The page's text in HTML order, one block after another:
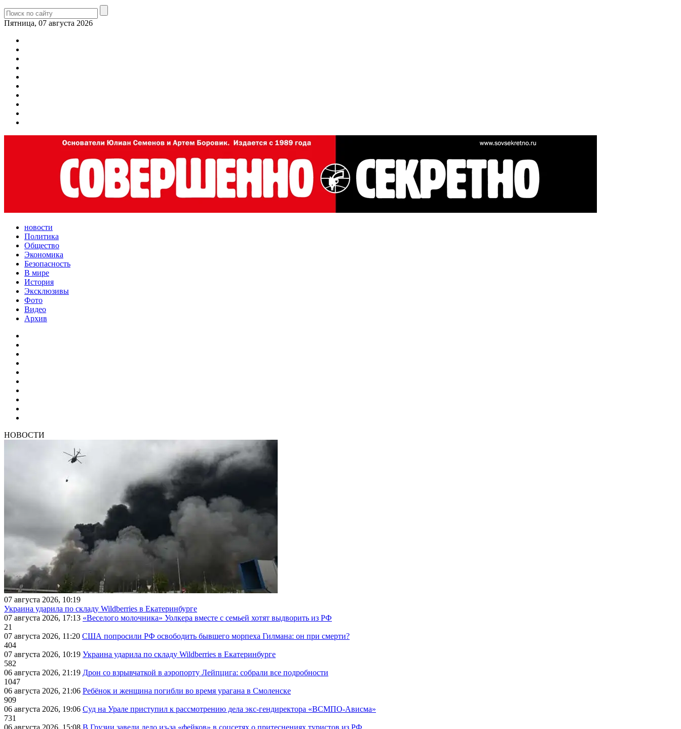
Пятница, 07 августа 2026
новости
Политика
Общество
Экономика
Безопасность
В мире
История
Эксклюзивы
Фото
Видео
Архив
НОВОСТИ
07 августа 2026, 10:19
Украина ударила по складу Wildberries в Екатеринбурге
07 августа 2026, 17:13 «Веселого молочника» Уолкера вместе с семьей хотят выдворить из РФ
21
07 августа 2026, 11:20 США попросили РФ освободить бывшего морпеха Гилмана: он при смерти?
404
07 августа 2026, 10:19 Украина ударила по складу Wildberries в Екатеринбурге
582
06 августа 2026, 21:19 Дрон со взрывчаткой в аэропорту Лейпцига: собрали все подробности
1047
06 августа 2026, 21:06 Ребёнок и женщина погибли во время урагана в Смоленске
909
06 августа 2026, 19:06 Суд на Урале приступил к рассмотрению дела экс-гендиректора «ВСМПО-Ависма»
731
06 августа 2026, 15:08 В Грузии завели дело из-за «фейков» в соцсетях о притеснениях туристов из РФ